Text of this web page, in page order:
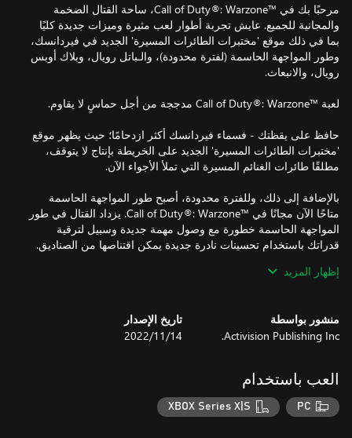
مرحبًا بك في Call of Duty®: Warzone™‎، ساحة القتال الضخمة
والمجانية للجميع. عايش تجربة أطوار لعب مثيرة وميزات جديدة كليًا
بما في ذلك موقع 'مختبرات الطائرات المسيرة' الجديد في فيردانسك،
وطور المواجهة الحاسمة (لفترة محدودة)، والـباتل رويال، وبلاك أوبس
حافظ على يقظتك - فسماء فيردانسك أكثر ازدحامًا؛ حيث يظهر موقع
'مختبرات الطائرات المسيرة' الجديد على الخريطة بإنتاج لا يتوقف،
بالإضافة إلى ذلك، وللفترة محدودة، أصبح طور المواجهة الحاسمة
متاحًا الآن مجانًا في Call of Duty®: Warzone™‎. يزداد القتال في طور
المواجهة الحاسمة خطورة مع وصول مهمة جديدة وسبيل لترقية
هل ترغب في رفع مستوى التحدي؟ انطلق إلى اللعب المصنف في
Warzone™. تتطلب كل أنماط اللعب الأخرى على الإنترنت اشتراك
إظهار المزيد
منشور بواسطة
Activision Publishing Inc.
تاريخ الإصدار
14‏/11‏/2022
العب باستخدام
PC
XBOX Series X|S